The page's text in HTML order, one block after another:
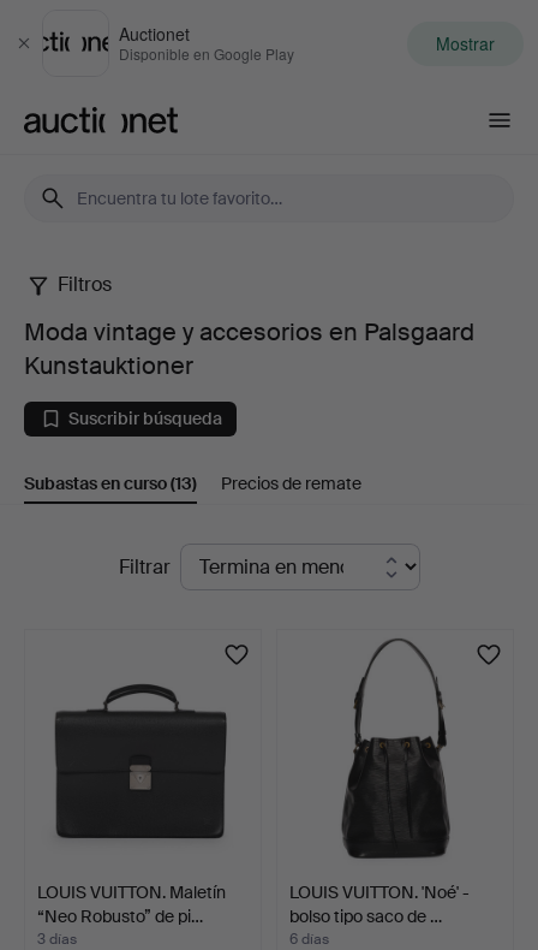
Cerrar
Auctionet
Disponible en Google Play Mostrar
Moda
vintage
accesorios
Palsgaard
Kunstauktioner
Filtros
Moda vintage y accesorios en Palsgaard
Kunstauktioner
Suscribir búsqueda
Subastas en curso(13) Precios de remate
SubastasFiltrar
LOUIS VUITTON. Maletín
“Neo Robusto” de pi…
3 días
LOUIS VUITTON. 'Noé' -
bolso tipo saco de …
6 días